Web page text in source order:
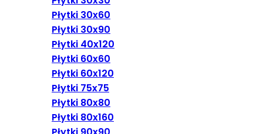
Płytki 30x60
Płytki 30x90
Płytki 40x120
Płytki 60x60
Płytki 60x120
Płytki 75x75
Płytki 80x80
Płytki 80x160